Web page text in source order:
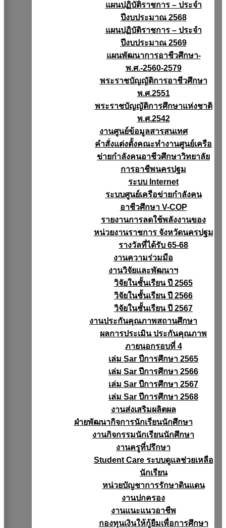
แผนปฏิบัติราชการ – ประจำ
ปีงบประมาณ 2568
แผนปฏิบัติราชการ – ประจำ
ปีงบประมาณ 2569
แผนพัฒนาการอาชีวศึกษา-
พ.ศ.-2560-2579
พระราชบัญญัติการอาชีวศึกษา
พ.ศ.2551
พระราชบัญญัติการศึกษาแห่งชาติ
พ.ศ.2542
งานศูนย์ข้อมูลสารสนเทศ
คำสั่งแต่งตั้งคณะทำงานศูนย์เครือ
ข่ายกำลังคนอาชีวศึกษาวิทยาลัย
การอาชีพนครปฐม
ระบบ Internet
ระบบศูนย์เครือข่ายกำลังคน
อาชีวศึกษา V-COP
รายงานการลดใช้พลังงานของ
หน่วยงานราชการ จังหวัดนครปฐม
รางวัลที่ได้รับ 65-68
งานความร่วมมือ
งานวิจัยเเละพัฒนาฯ
วิจัยในชั้นเรียน ปี 2565
วิจัยในชั้นเรียน ปี 2566
วิจัยในชั้นเรียน ปี 2567
งานประกันคุณภาพสถานศึกษา
ผลการประเมิน ประกันคุณภาพ
ภายนอกรอบที่ 4
เล่ม Sar ปีการศึกษา 2565
เล่ม Sar ปีการศึกษา 2566
เล่ม Sar ปีการศึกษา 2567
เล่ม Sar ปีการศึกษา 2568
งานส่งเสริมผลิตผล
ฝ่ายพัฒนากิจการนักเรียนนักศึกษา
งานกิจกรรมนักเรียนนักศึกษา
งานครูที่ปรึกษา
Student Care ระบบดูแลช่วยเหลือ
นักเรียน
หน่วยบัญชาการรักษาดินแดน
งานปกครอง
งานแนะแนวอาชีพ
กองทุนเงินให้กู้ยืมเพื่อการศึกษา